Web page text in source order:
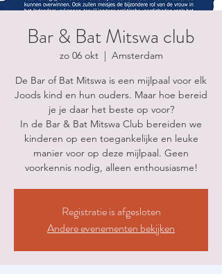
Bar & Bat Mitswa club
zo 06 okt
  |
Amsterdam
De Bar of Bat Mitswa is een mijlpaal voor elk
Joods kind en hun ouders. Maar hoe bereid
je je daar het beste op voor?
In de Bar & Bat Mitswa Club bereiden we
kinderen op een toegankelijke en leuke
manier voor op deze mijlpaal. Geen
voorkennis nodig, alleen enthousiasme!
Registratie is afgesloten
Andere evenementen bekijken